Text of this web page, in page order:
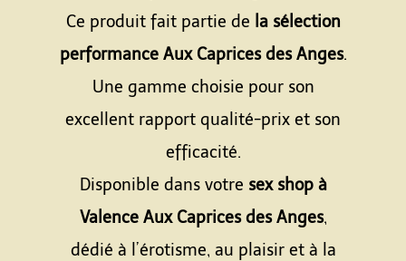
Ce produit fait partie de la sélection
performance Aux Caprices des Anges.
Une gamme choisie pour son
excellent rapport qualité-prix et son
efficacité.
Disponible dans votre sex shop à
Valence Aux Caprices des Anges,
dédié à l’érotisme, au plaisir et à la